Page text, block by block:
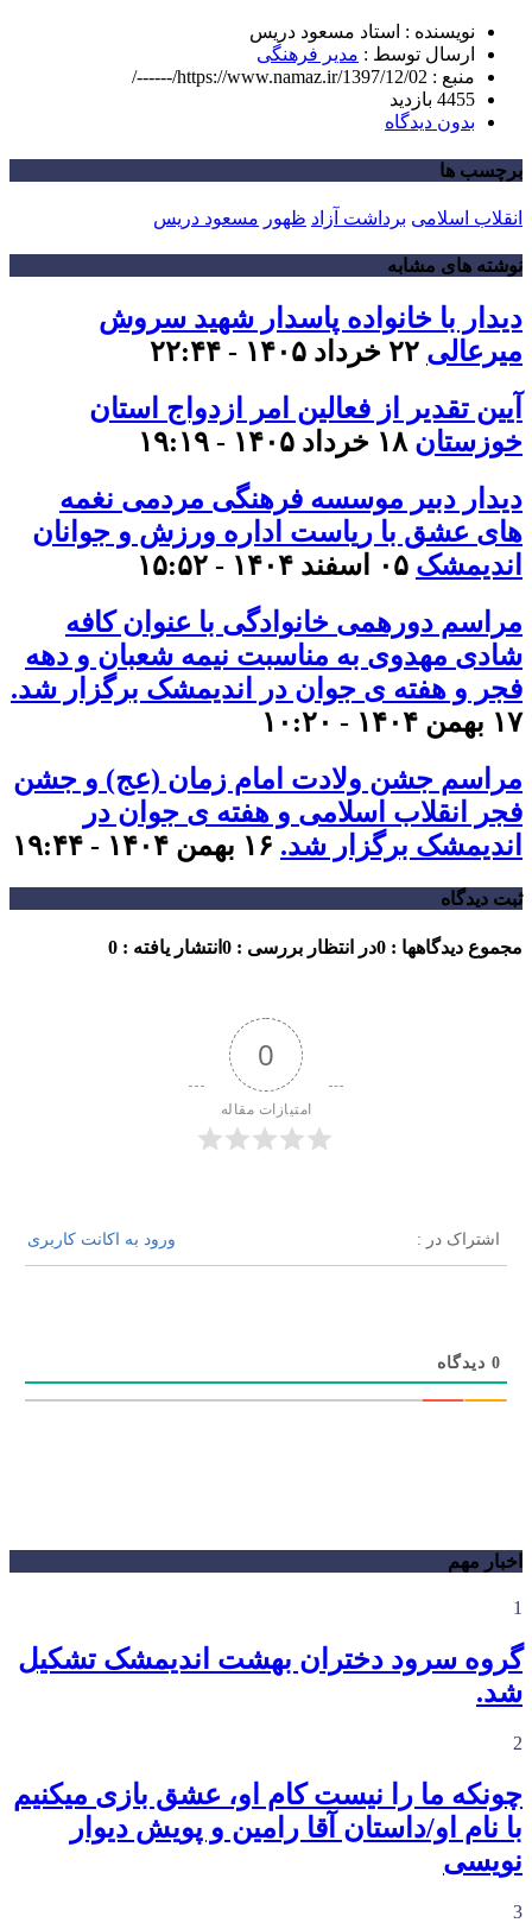
نویسنده : استاد مسعود دریس
ارسال توسط : مدیر فرهنگی
منبع : https://www.namaz.ir/1397/12/02/------/
4455 بازدید
بدون دیدگاه
برچسب ها
انقلاب اسلامی برداشت آزاد ظهور مسعود دریس
نوشته های مشابه
دیدار با خانواده پاسدار شهید سروش
میرعالی ۲۲ خرداد ۱۴۰۵ - ۲۲:۴۴
آیین تقدیر از فعالین امر ازدواج استان
خوزستان ۱۸ خرداد ۱۴۰۵ - ۱۹:۱۹
دیدار دبیر موسسه فرهنگی مردمی نغمه
های عشق با ریاست اداره ورزش و جوانان
اندیمشک ۰۵ اسفند ۱۴۰۴ - ۱۵:۵۲
مراسم دورهمی خانوادگی با عنوان کافه
شادی مهدوی به مناسبت نیمه شعبان و دهه
فجر و هفته ی جوان در اندیمشک برگزار شد.
۱۷ بهمن ۱۴۰۴ - ۱۰:۲۰
مراسم جشن ولادت امام زمان (عج) و جشن
فجر انقلاب اسلامی و هفته ی جوان در
اندیمشک برگزار شد. ۱۶ بهمن ۱۴۰۴ - ۱۹:۴۴
ثبت دیدگاه
مجموع دیدگاهها : 0 در انتظار بررسی : 0 انتشار یافته : 0
0
امتیازات مقاله
اشتراک در : ورود به اکانت کاربری
0دیدگاه
اخبار مهم
1
گروه سرود دختران بهشت اندیمشک تشکیل
شد.
2
چونکه ما را نیست کام او، عشق بازی میکنیم
با نام او/داستان آقا رامین و پویش دیوار
نویسی
3